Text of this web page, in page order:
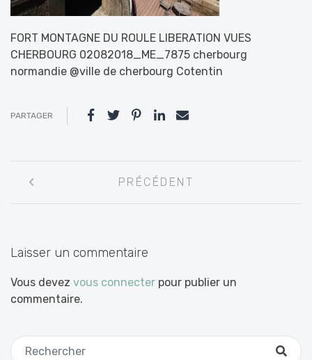
FORT MONTAGNE DU ROULE LIBERATION VUES
CHERBOURG 02082018_ME_7875 cherbourg
normandie @ville de cherbourg Cotentin
PARTAGER
entre
PRÉCÉDENT
Laisser un commentaire
Vous devez vous connecter pour publier un
commentaire.